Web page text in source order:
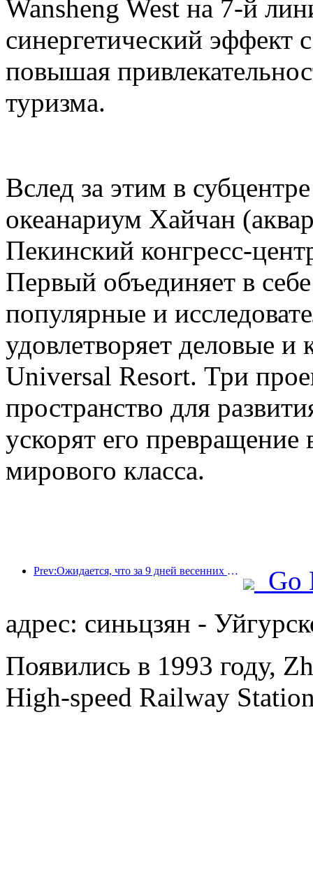
Wansheng West на 7-й
синергетический эффект
повышая
туризма.
Вслед за этим в
океанариум Хайчан
Пекинский конгресс-
Первый объединяет в
популярные и
удовлетворяет деловые и
Universal Resort. Три
пространство для
ускорят его превращение
мирового класса.
Prev:Ожидается, что за 9 дней весенних праздников более 18 миллионов человек совершат поездки в страну и из страны.
Go
адрес: синьцзян -
Появились в 1993 году,
High-speed Railway